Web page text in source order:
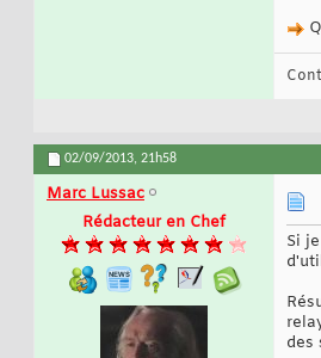
02/09/2013, 21h58
Marc Lussac
Rédacteur en Chef
Si
des